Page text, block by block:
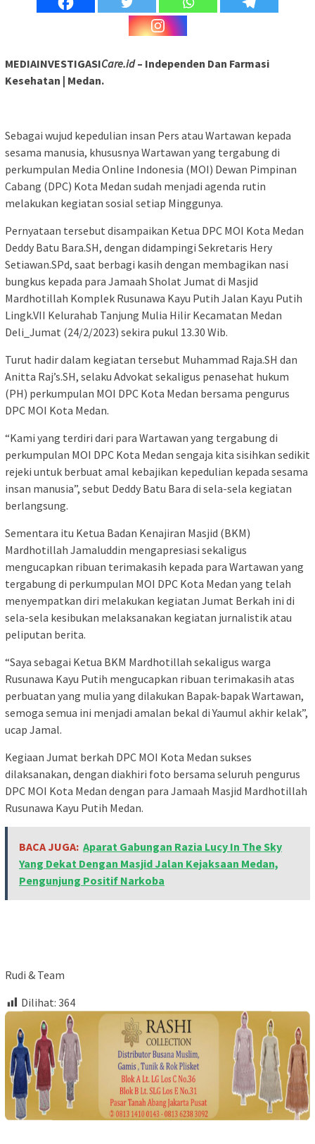
MEDIAINVESTIGASICare.id– Independen Dan Farmasi
Kesehatan | Medan.
Sebagai wujud kepedulian insan Pers atau Wartawan kepada
sesama manusia, khususnya Wartawan yang tergabung di
perkumpulan Media Online Indonesia (MOI) Dewan Pimpinan
Cabang (DPC) Kota Medan sudah menjadi agenda rutin
melakukan kegiatan sosial setiap Minggunya.
Pernyataan tersebut disampaikan Ketua DPC MOI Kota Medan
Deddy Batu Bara.SH, dengan didampingi Sekretaris Hery
Setiawan.SPd, saat berbagi kasih dengan membagikan nasi
bungkus kepada para Jamaah Sholat Jumat di Masjid
Mardhotillah Komplek Rusunawa Kayu Putih Jalan Kayu Putih
Lingk.VII Kelurahab Tanjung Mulia Hilir Kecamatan Medan
Deli_Jumat (24/2/2023) sekira pukul 13.30 Wib.
Turut hadir dalam kegiatan tersebut Muhammad Raja.SH dan
Anitta Raj’s.SH, selaku Advokat sekaligus penasehat hukum
(PH) perkumpulan MOI DPC Kota Medan bersama pengurus
DPC MOI Kota Medan.
“Kami yang terdiri dari para Wartawan yang tergabung di
perkumpulan MOI DPC Kota Medan sengaja kita sisihkan sedikit
rejeki untuk berbuat amal kebajikan kepedulian kepada sesama
insan manusia”, sebut Deddy Batu Bara di sela-sela kegiatan
berlangsung.
Sementara itu Ketua Badan Kenajiran Masjid (BKM)
Mardhotillah Jamaluddin mengapresiasi sekaligus
mengucapkan ribuan terimakasih kepada para Wartawan yang
tergabung di perkumpulan MOI DPC Kota Medan yang telah
menyempatkan diri melakukan kegiatan Jumat Berkah ini di
sela-sela kesibukan melaksanakan kegiatan jurnalistik atau
peliputan berita.
“Saya sebagai Ketua BKM Mardhotillah sekaligus warga
Rusunawa Kayu Putih mengucapkan ribuan terimakasih atas
perbuatan yang mulia yang dilakukan Bapak-bapak Wartawan,
semoga semua ini menjadi amalan bekal di Yaumul akhir kelak”,
ucap Jamal.
Kegiaan Jumat berkah DPC MOI Kota Medan sukses
dilaksanakan, dengan diakhiri foto bersama seluruh pengurus
DPC MOI Kota Medan dengan para Jamaah Masjid Mardhotillah
Rusunawa Kayu Putih Medan.
BACA JUGA: Aparat Gabungan Razia Lucy In The Sky
Yang Dekat Dengan Masjid Jalan Kejaksaan Medan,
Pengunjung Positif Narkoba
Rudi & Team
Dilihat: 364